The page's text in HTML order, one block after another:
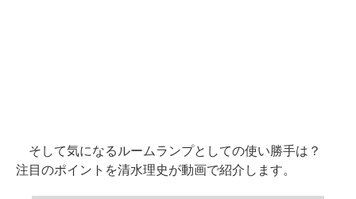
そして気になるルームランプとしての使い勝手は？
注目のポイントを清水理史が動画で紹介します。